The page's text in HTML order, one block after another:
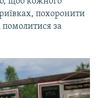
похоронити
помолитися за